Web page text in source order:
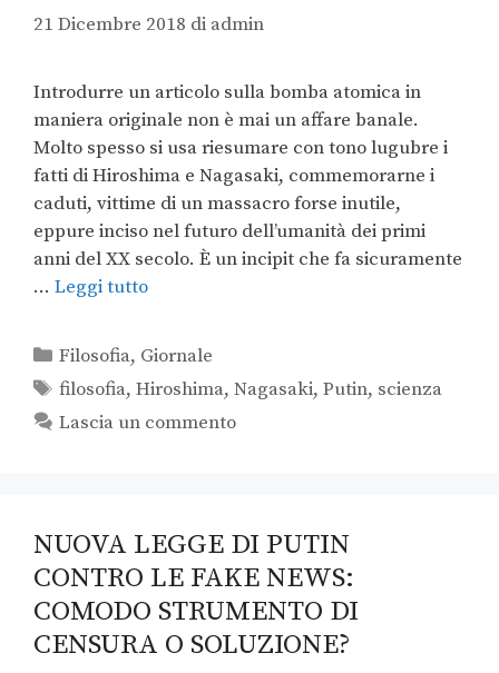
21 Dicembre 2018 di admin
Introdurre un articolo sulla bomba atomica in
maniera originale non è mai un affare banale.
Molto spesso si usa riesumare con tono lugubre i
fatti di Hiroshima e Nagasaki, commemorarne i
caduti, vittime di un massacro forse inutile,
eppure inciso nel futuro dell’umanità dei primi
anni del XX secolo. È un incipit che fa sicuramente
… Leggi tutto
Filosofia, Giornale
filosofia,Hiroshima,Nagasaki,Putin, scienza
Lascia un commento
NUOVA LEGGE DI PUTIN
CONTRO LE FAKE NEWS:
COMODO STRUMENTO DI
CENSURA O SOLUZIONE?